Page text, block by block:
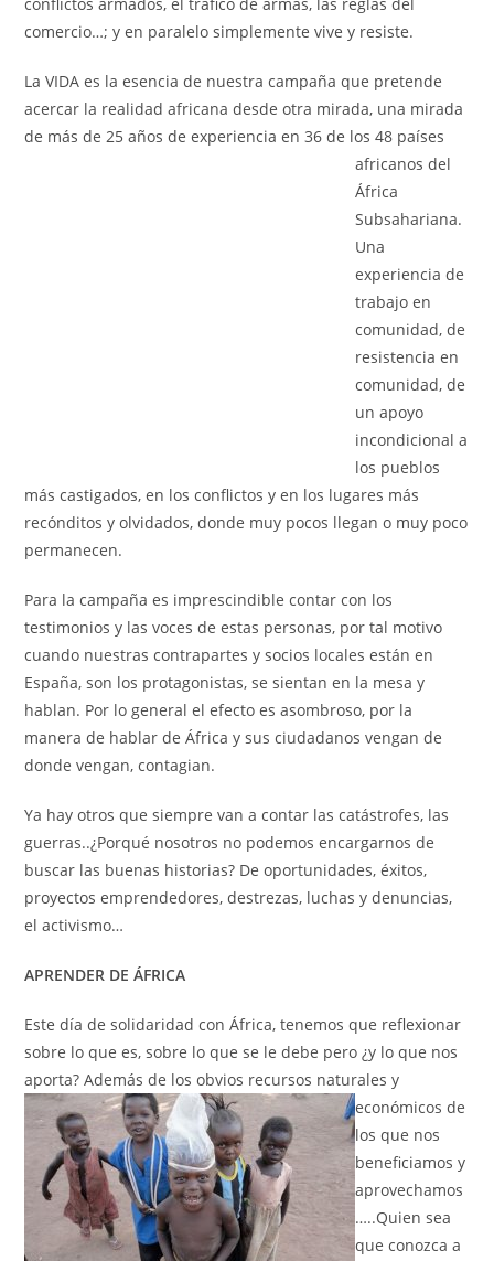
conflictos armados, el tráfico de armas, las reglas del
comercio…; y en paralelo simplemente vive y resiste.
La VIDA es la esencia de nuestra campaña que pretende
acercar la realidad africana desde otra mirada, una mirada
de más de 25 años deexperiencia en 36 de los 48 países
africanos del
África
Subsahariana.
Una
experiencia de
trabajo en
comunidad, de
resistencia en
comunidad, de
un apoyo
incondicional a
los pueblos
más castigados, en los conflictos y en los lugares más
recónditos y olvidados, donde muy pocos llegan o muy poco
permanecen.
Para la campaña es imprescindible contar con los
testimonios y las voces de estas personas, por tal motivo
cuando nuestras contrapartes y socios locales están en
España, son los protagonistas, se sientan en la mesa y
hablan. Por lo general el efecto es asombroso, por la
manera de hablar de África y sus ciudadanos vengan de
donde vengan, contagian.
Ya hay otros que siempre van a contar las catástrofes, las
guerras..¿Porqué nosotros no podemos encargarnos de
buscar las buenas historias? De oportunidades, éxitos,
proyectos emprendedores, destrezas, luchas y denuncias,
el activismo…
APRENDER DE ÁFRICA
Este día de solidaridad con África, tenemos que reflexionar
sobre lo que es, sobre lo que se le debe pero ¿y lo que nos
aporta? Además de losobvios recursos naturales y
económicos de
los que nos
beneficiamos y
aprovechamos
…..Quien sea
que conozca a